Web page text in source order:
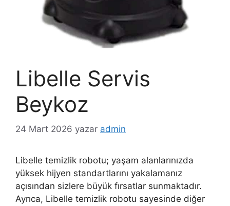
Libelle Servis
Beykoz
24 Mart 2026 yazar admin
Libelle temizlik robotu; yaşam alanlarınızda
yüksek hijyen standartlarını yakalamanız
açısından sizlere büyük fırsatlar sunmaktadır.
Ayrıca, Libelle temizlik robotu sayesinde diğer